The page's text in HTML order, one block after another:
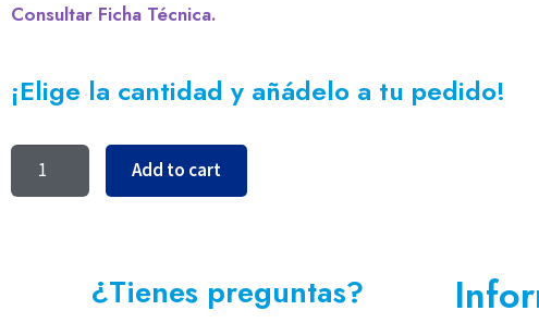
Consultar Ficha Técnica.
¡Elige la cantidad y añádelo a tu pedido!
Add to cart
¿Tienes preguntas?